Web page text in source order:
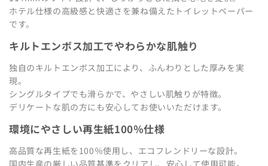
肌触りから探す
カラーから探す
福島県の指定袋から探す
茨城県の指定袋から探す
埼玉県の指定袋から探す
ホテル仕様の高級感と快適さを兼ね備えたトイレットペーパー
です。
キルトエンボス加工でやわらかな肌触り
独自のキルトエンボス加工により、ふんわりとした厚みを実
現。
シングルタイプでも滑らかで、やさしい肌触りが特徴。
デリケートな肌の方にも安心してお使いいただけます。
環境にやさしい再生紙100％仕様
高品質な再生紙を100％使用し、エコフレンドリーな設計。